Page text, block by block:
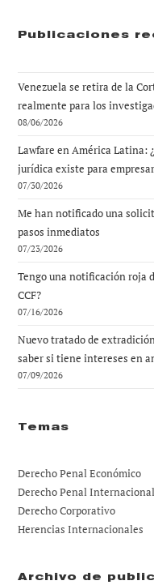
Publicaciones
Venezuela se retira de la
realmente para los
08/06/2026
Lawfare en América Latina:
jurídica existe para
07/30/2026
Me han notificado una
pasos inmediatos
07/23/2026
Tengo una notificación roja
CCF?
07/16/2026
Nuevo tratado de
saber si tiene intereses en
07/09/2026
Temas
Derecho Penal Económico
Derecho Penal Internacional
Derecho Corporativo
Herencias Internacionales
Archivo de